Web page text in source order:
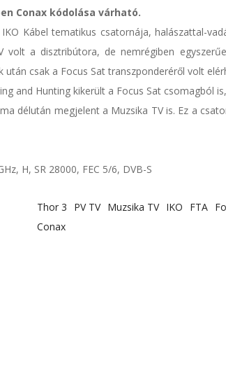
Conax kódolása várható.
Kábel tematikus csatornája, halászattal-
volt a disztribútora, de nemrégiben
után csak a Focus Sat transzponderéről volt
and Hunting kikerült a Focus Sat csomagból
délután megjelent a Muzsika TV is. Ez a
H, SR 28000, FEC 5/6, DVB-S
Thor 3 PV TV Muzsika TV IKO FTA
Conax